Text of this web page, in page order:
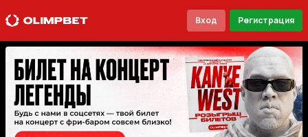
Вход Регистрация